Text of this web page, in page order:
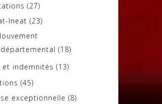
(27)
Ineat (23)
(18)
et indemnités (13)
(45)
exceptionnelle (8)